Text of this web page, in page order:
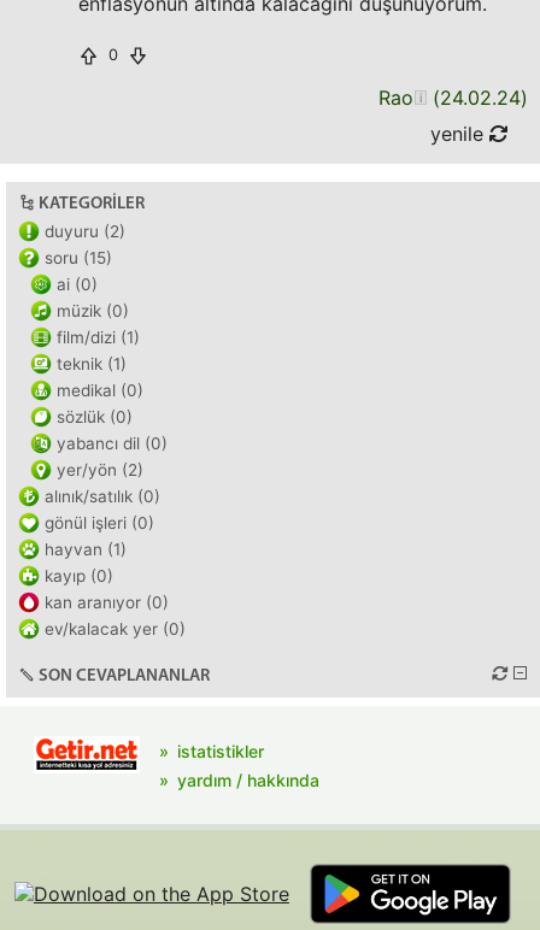
0
Rao (24.02.24)
yenile
KATEGORILER
duyuru (2)
soru (15)
ai (0)
müzik (0)
film/dizi (1)
teknik (1)
medikal (0)
sözlük (0)
yabancı dil (0)
yer/yön (2)
alınık/satılık (0)
gönül işleri (0)
hayvan (1)
kayıp (0)
kan aranıyor (0)
ev/kalacak yer (0)
SON CEVAPLANANLAR
istatistikler
yardım / hakkında